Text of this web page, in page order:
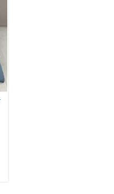
être même par
alourdir la literie.
des matériaux
Pouvoir
est
cm², au toucher
cloisonnés et